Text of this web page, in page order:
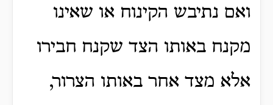
ואם נתיבש הקינוח או שאינו
מקנח באותו הצד שקנח חבירו
אלא מצד אחר באותו הצרור,